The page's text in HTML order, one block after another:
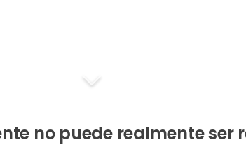
no puede realmente ser